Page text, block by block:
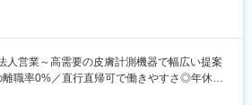
しながら、契約先の企業/社員に対して以下業
健指導やメンタル不調者の対応
人営業～高需要の皮膚計測機器で幅広い提案
職率0%／直行直帰可で働きやすさ◎年休